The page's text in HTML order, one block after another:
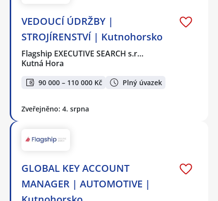
VEDOUCÍ ÚDRŽBY |
STROJÍRENSTVÍ | Kutnohorsko
Flagship EXECUTIVE SEARCH s.r…
Kutná Hora
90 000 – 110 000 Kč Plný úvazek
Zveřejněno: 4. srpna
GLOBAL KEY ACCOUNT
MANAGER | AUTOMOTIVE |